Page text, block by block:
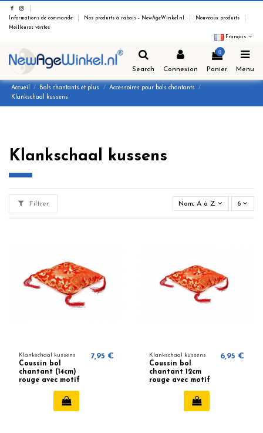
Informations de commande Nos produits à rabais - NewAgeWinkel.nl
Nouveaux produits
Meilleures ventes
Français
Search Connexion
0
Panier Menu
Accueil Bols chantants et plus
Accessoires pour bols chantants
Klankschaal kussens
Klankschaal kussens
Filtrer Nom, A à Z 6
Klankschaal kussens
Coussin bol
chantant (14cm)
rouge avec motif
7,95 € Klankschaal kussens
Coussin bol
chantant 12cm
rouge avec motif
6,95 €